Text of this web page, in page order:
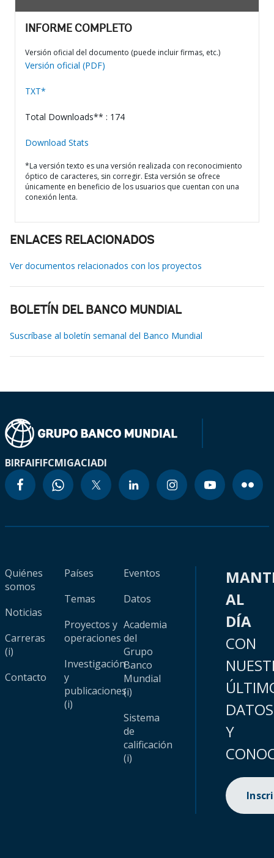
INFORME COMPLETO
Versión oficial del documento (puede incluir firmas, etc.)
Versión oficial (PDF)
TXT*
Total Downloads** : 174
Download Stats
*La versión texto es una versión realizada con reconocimiento
óptico de caracteres, sin corregir. Esta versión se ofrece
únicamente en beneficio de los usuarios que cuentan con una
conexión lenta.
ENLACES RELACIONADOS
Ver documentos relacionados con los proyectos
BOLETÍN DEL BANCO MUNDIAL
Suscríbase al boletín semanal del Banco Mundial
BIRFAIFIFCMIGACIADI
Quiénes
somos
Noticias
Carreras
(i)
Contacto
Países
Temas
Proyectos y
operaciones
Investigación
y
publicaciones
(i)
Eventos
Datos
Academia
del
Grupo
Banco
Mundial
(i)
Sistema
de
calificación
(i)
AL
DÍA
CON
DATOS
Y